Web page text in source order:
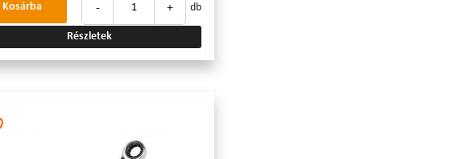
- + db
Kosárba
Részletek